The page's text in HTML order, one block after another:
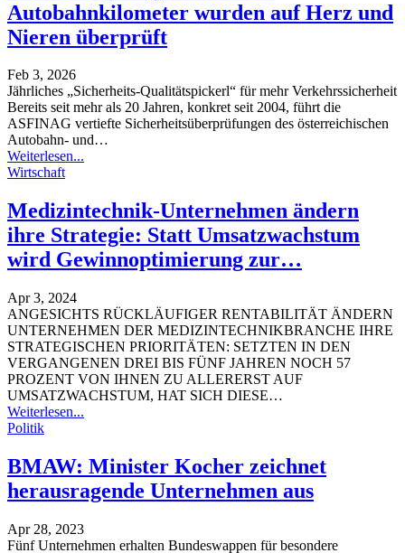
Autobahnkilometer wurden auf Herz und
Nieren überprüft
Feb 3, 2026
Jährliches „Sicherheits-Qualitätspickerl“ für mehr Verkehrssicherheit
Bereits seit mehr als 20 Jahren, konkret seit 2004, führt die
ASFINAG vertiefte Sicherheitsüberprüfungen des österreichischen
Autobahn- und…
Weiterlesen...
Wirtschaft
Medizintechnik-Unternehmen ändern
ihre Strategie: Statt Umsatzwachstum
wird Gewinnoptimierung zur…
Apr 3, 2024
ANGESICHTS RÜCKLÄUFIGER RENTABILITÄT ÄNDERN
UNTERNEHMEN DER MEDIZINTECHNIKBRANCHE IHRE
STRATEGISCHEN PRIORITÄTEN: SETZTEN IN DEN
VERGANGENEN DREI BIS FÜNF JAHREN NOCH 57
PROZENT VON IHNEN ZU ALLERERST AUF
UMSATZWACHSTUM, HAT SICH DIESE…
Weiterlesen...
Politik
BMAW: Minister Kocher zeichnet
herausragende Unternehmen aus
Apr 28, 2023
Fünf Unternehmen erhalten Bundeswappen für besondere